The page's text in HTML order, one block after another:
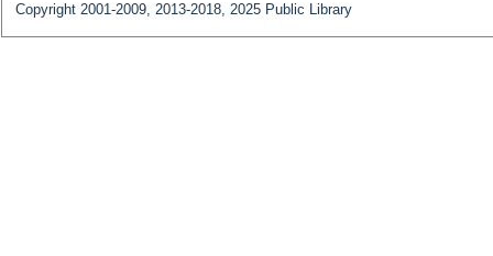
Copyright 2001-2009, 2013-2018, 2025 Public Library